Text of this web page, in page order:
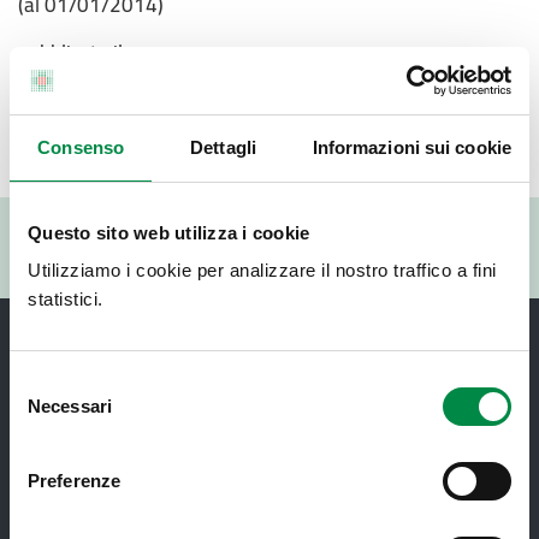
Consenso Dettagli Informazioni sui cookie
Questo sito web utilizza i cookie
Utilizziamo i cookie per analizzare il nostro traffico a fini
statistici.
delNecessari
Preferenze
pubblicato il
30 ottobre 2014
Ultimo aggiornamento
24 gennaio 2017
Valuta questo sito:
RISPONDI AL QUESTIONARIO